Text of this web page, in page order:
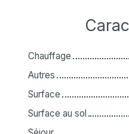
Chauffage
Autres
Surface
Surface au sol